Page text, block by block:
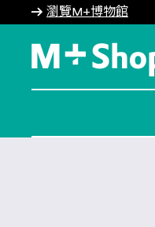
瀏覽M+博物館